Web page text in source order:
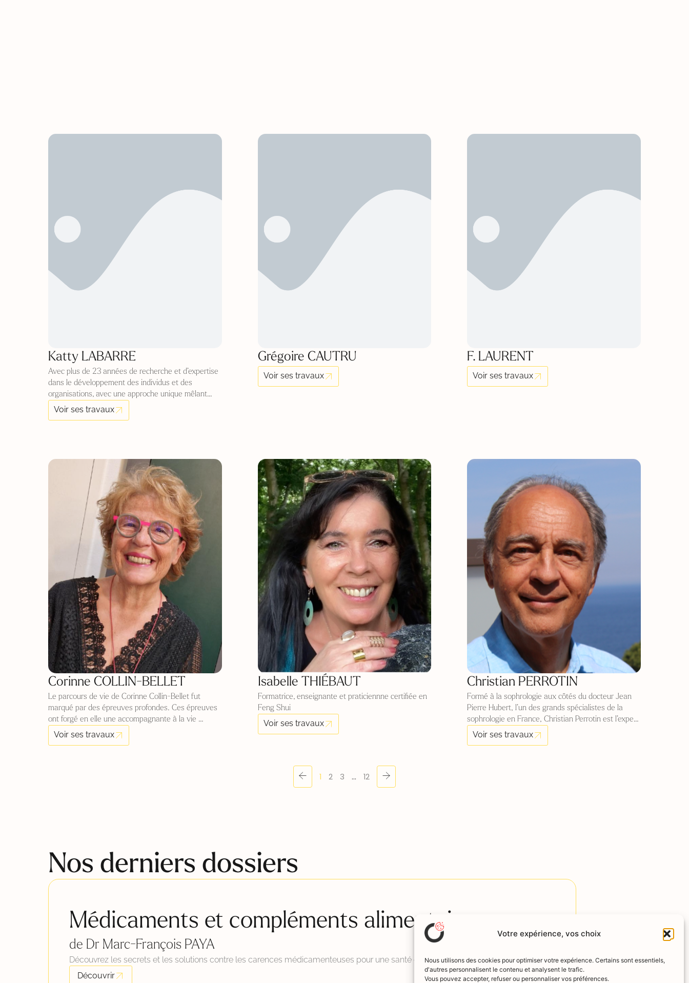
Votre expérience, vos choix
Nous utilisons des cookies pour optimiser votre expérience. Certains sont essentiels,
d'autres personnalisent le contenu et analysent le trafic.
Vous pouvez accepter, refuser ou personnaliser vos préférences.
Katty LABARRE
Avec plus de 23 années de recherche et d’expertise
dans le développement des individus et des
organisations, avec une approche unique mêlant
socioanalyse, neurosciences et science des
impact sur nos comportements, nos organisations et
Voir ses travaux
Grégoire CAUTRU
Voir ses travaux
F. LAURENT
Voir ses travaux
Corinne COLLIN-BELLET
Le parcours de vie de Corinne Collin-Bellet fut
marqué par des épreuves profondes. Ces épreuves
ont forgé en elle une accompagnante à la vie
inclassable, joyeuse, décalée, aimante et naturelle.
Voir ses travaux
Isabelle THIÉBAUT
Formatrice, enseignante et praticiennne certifiée en
Feng Shui
Voir ses travaux
Christian PERROTIN
Formé à la sophrologie aux côtés du docteur Jean
Pierre Hubert, l’un des grands spécialistes de la
sophrologie en France, Christian Perrotin est l’expert
de la relation d’aide depuis 20 ans. Diplômé de HEC
Voir ses travaux
1 2 3 … 12
Nos derniers dossiers
Médicaments et compléments alimentaires
de Dr Marc-François PAYA
Découvrez les secrets et les solutions contre les carences médicamenteuses pour une santé optimale !
Découvrir
Le
de Léonardo
Découvrez les bienfaits
Découvrir